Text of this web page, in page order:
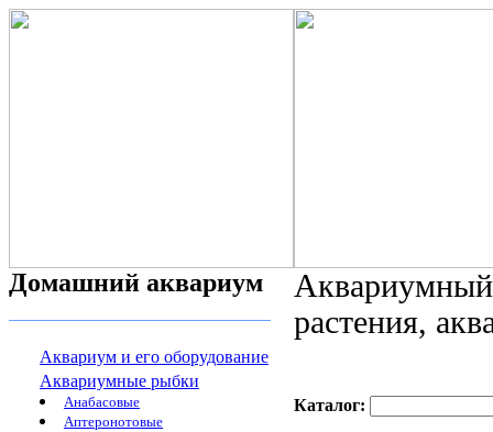
Домашний аквариум
Аквариум и его оборудование
Аквариумные рыбки
Анабасовые
Аптеронотовые
растения,
Каталог: